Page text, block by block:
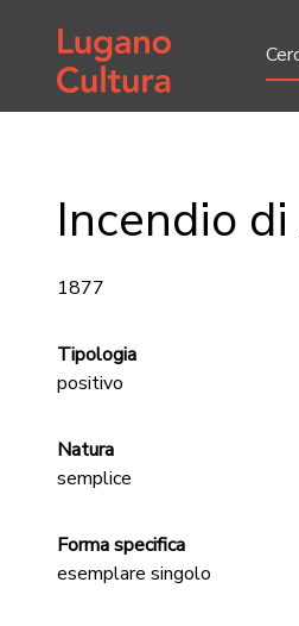
Home page
Incendio
1877
Tipologia
positivo
Natura
semplice
Forma specifica
esemplare singolo